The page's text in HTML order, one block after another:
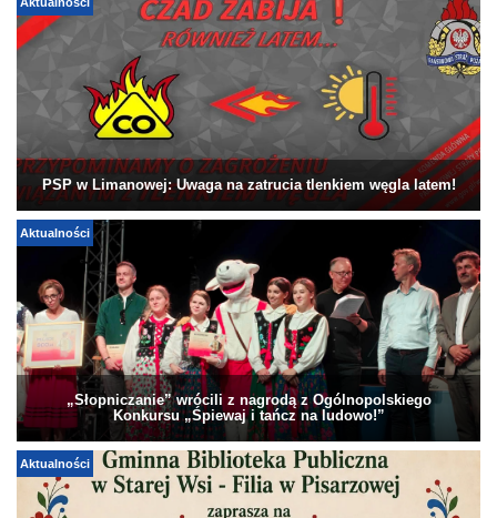
Aktualności
PSP w Limanowej: Uwaga na zatrucia tlenkiem węgla latem!
Aktualności
„Słopniczanie” wrócili z nagrodą z Ogólnopolskiego
Konkursu „Śpiewaj i tańcz na ludowo!”
Aktualności